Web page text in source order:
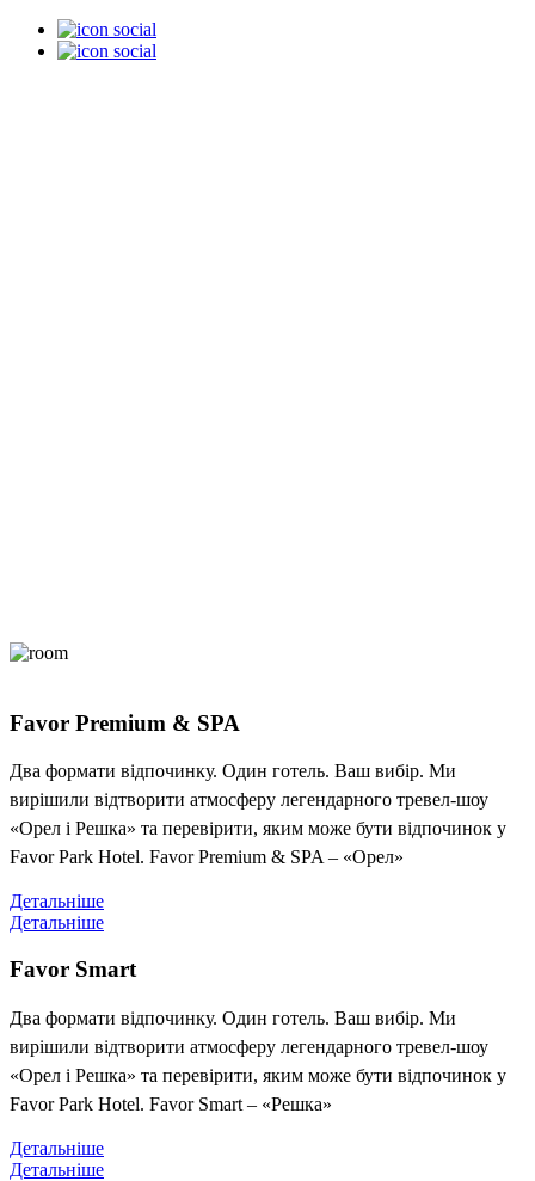
Favor Premium & SPA
Два формати відпочинку. Один готель. Ваш вибір. Ми
вирішили відтворити атмосферу легендарного тревел-шоу
«Орел і Решка» та перевірити, яким може бути відпочинок у
Favor Park Hotel. Favor Premium & SPA – «Орел»
Детальніше
Детальніше
Favor Smart
Два формати відпочинку. Один готель. Ваш вибір. Ми
вирішили відтворити атмосферу легендарного тревел-шоу
«Орел і Решка» та перевірити, яким може бути відпочинок у
Favor Park Hotel. Favor Smart – «Решка»
Детальніше
Детальніше